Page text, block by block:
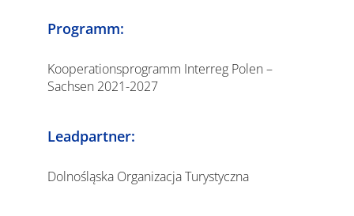
Programm:
Kooperationsprogramm Interreg Polen –
Sachsen 2021-2027
Leadpartner:
Dolnośląska Organizacja Turystyczna